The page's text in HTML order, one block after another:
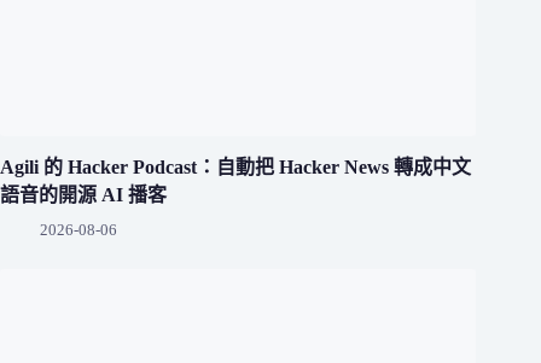
Agili 的 Hacker Podcast：自動把 Hacker News 轉成中文
語音的開源 AI 播客
2026-08-06